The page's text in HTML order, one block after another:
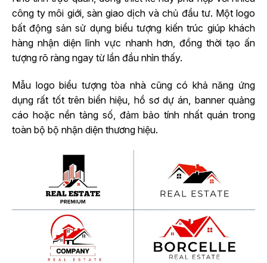
công ty môi giới, sàn giao dịch và chủ đầu tư. Một logo
bất động sản sử dụng biểu tượng kiến trúc giúp khách
hàng nhận diện lĩnh vực nhanh hơn, đồng thời tạo ấn
tượng rõ ràng ngay từ lần đầu nhìn thấy.
Mẫu logo biểu tượng tòa nhà cũng có khả năng ứng
dụng rất tốt trên biển hiệu, hồ sơ dự án, banner quảng
cáo hoặc nền tảng số, đảm bảo tính nhất quán trong
toàn bộ bộ nhận diện thương hiệu.